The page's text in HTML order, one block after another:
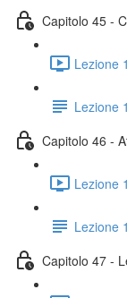
Capitolo 45 -
Lezione
Lezione
Capitolo 46 -
Lezione
Lezione
Capitolo 47 -